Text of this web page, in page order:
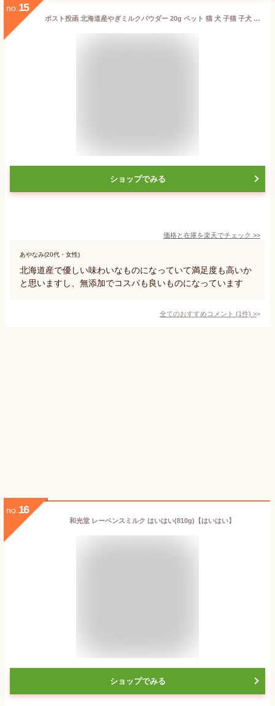
no. 15
ポスト投函 北海道産やぎミルクパウダー 20g ペット 猫 犬 子猫 子犬 栄養 粉末 粉ミルク カルシウム タウリン 免疫ケア 栄養補給 無添加 おすすめ ヤギミルク
ショップでみる
価格と在庫を楽天でチェック >>
あやなみ(20代・女性)
北海道産で優しい味わいなものになっていて満足度も高いか
と思いますし、無添加でコスパも良いものになっています
全てのおすすめコメント (1件) >
no. 16
和光堂 レーベンスミルク はいはい(810g)【はいはい】
ショップでみる